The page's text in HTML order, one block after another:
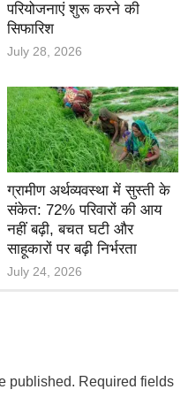
परियोजनाएं शुरू करने की
सिफारिश
July 28, 2026
ग्रामीण अर्थव्यवस्था में सुस्ती के
संकेत: 72% परिवारों की आय
नहीं बढ़ी, बचत घटी और
साहूकारों पर बढ़ी निर्भरता
July 24, 2026
published. Required fields